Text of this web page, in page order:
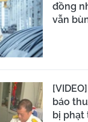
đồng
vẫn
báo
bị phạt